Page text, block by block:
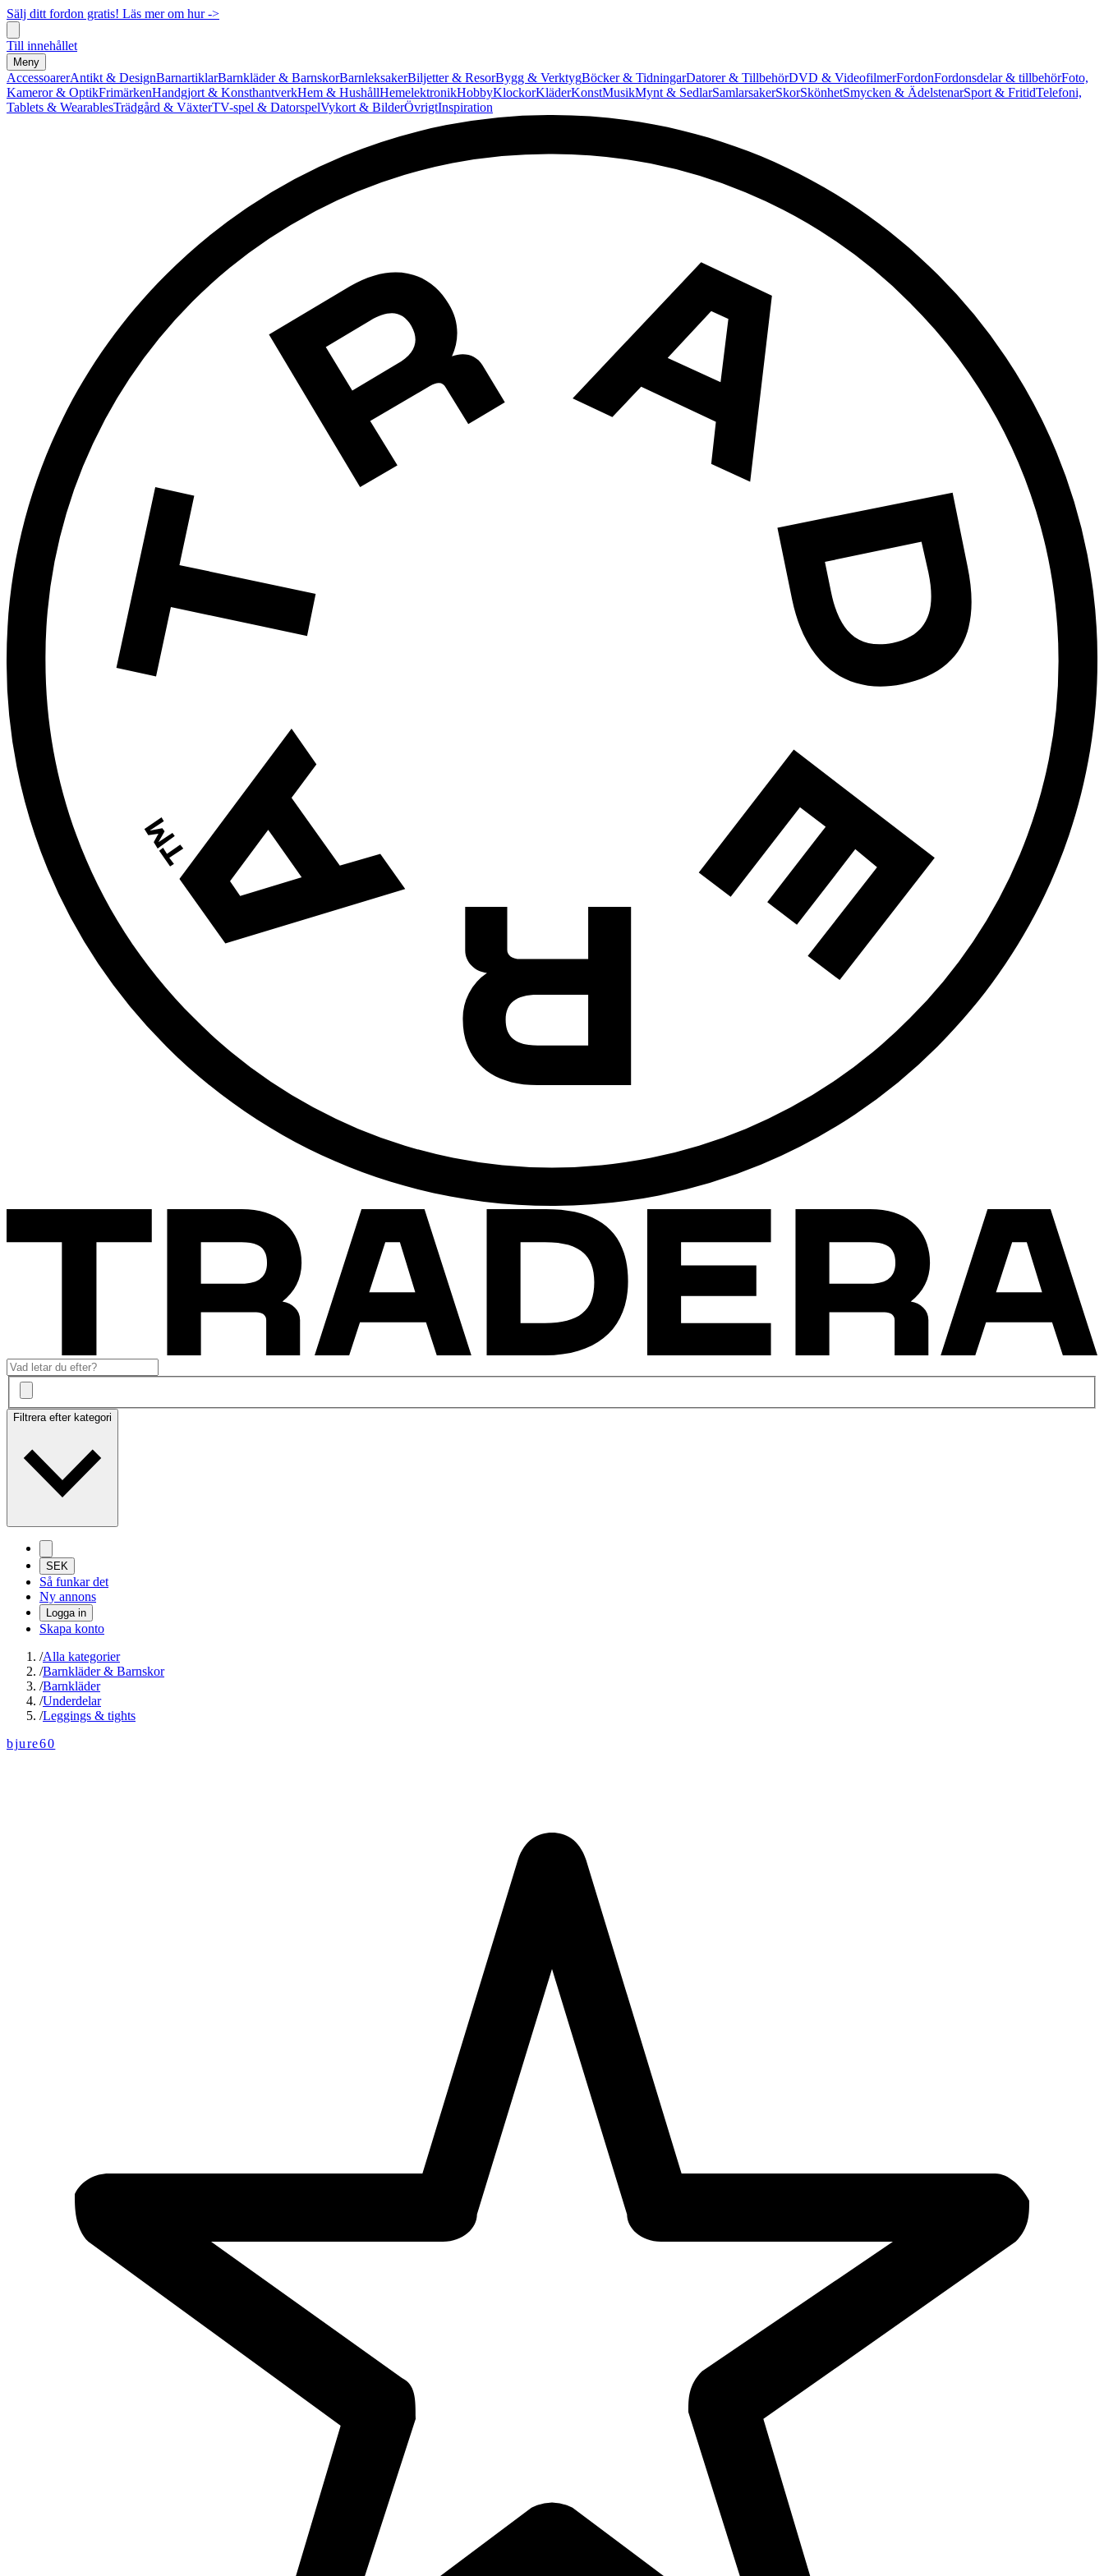
Sälj ditt fordon gratis! Läs mer om hur ->
Till innehållet
Meny
AccessoarerAntikt & DesignBarnartiklarBarnkläder & BarnskorBarnleksakerBiljetter & ResorBygg & VerktygBöcker & TidningarDatorer & TillbehörDVD & VideofilmerFordonFordonsdelar & tillbehörFoto,
Kameror & OptikFrimärkenHandgjort & KonsthantverkHem & HushållHemelektronikHobbyKlockorKläderKonstMusikMynt & SedlarSamlarsakerSkorSkönhetSmycken & ÄdelstenarSport & FritidTelefoni,
Tablets & WearablesTrädgård & VäxterTV-spel & DatorspelVykort & BilderÖvrigtInspiration
Filtrera efter kategori
SEK
Så funkar det
Ny annons
Logga in
Skapa konto
/Alla kategorier
/Barnkläder & Barnskor
/Barnkläder
/Underdelar
/Leggings & tights
bjure60